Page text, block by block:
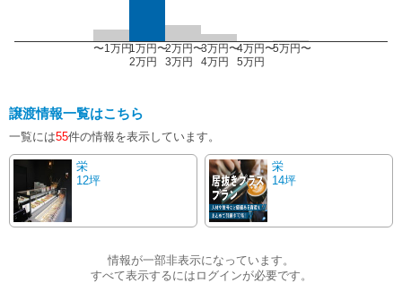
〜1万円1万円〜
2万円
2万円〜
3万円
3万円〜
4万円
4万円〜
5万円
5万円〜
譲渡情報一覧はこちら
一覧には55件の情報を表示しています。
栄
12坪
栄
14坪
情報が一部非表示になっています。
すべて表示するにはログインが必要です。